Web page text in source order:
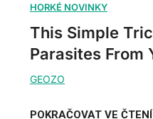
This Simple
Parasites From